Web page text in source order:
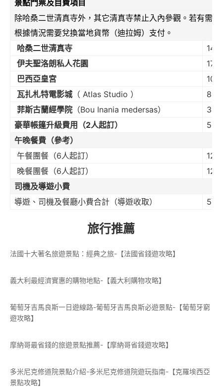
景點門票及自費項目
除哈桑二世清真寺外，其它清真寺禁止入內參觀。若有需
根據情況需要兌換當地貨幣（迪拉姆）支付。
哈桑二世清真寺
伊夫聖洛朗私人花園
巴西亞皇宮
瓦扎札特電影城 （ Atlas Studio ）
80
菲斯古蘭經學院 （Bou Inania medersas）
30
豪華帳篷升級費用（2人起訂）
50
午晚餐費（參考）
午餐團餐（6人起訂）
12
晚餐團餐（6人起訂）
12
司機及導遊小費
導遊、司機及餐廳小費合計（導遊收取）
5歐
旅行推薦
法國十大著名旅遊景點：經典之旅-【法國省錢遊攻略】
義大利最經濟實惠的購物地點-【義大利購物攻略】
葡萄牙吉馬良斯一日遊線路-葡萄牙吉馬良斯必遊景點-【葡萄牙窮
遊攻略】
摩納哥最省錢的旅遊景點推薦-【摩納哥省錢遊攻略】
多米尼克修道院景點介紹-多米尼克修道院遊玩指南-【克羅埃西亞
景點攻略】